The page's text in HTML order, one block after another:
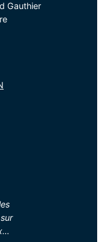
Gauthier